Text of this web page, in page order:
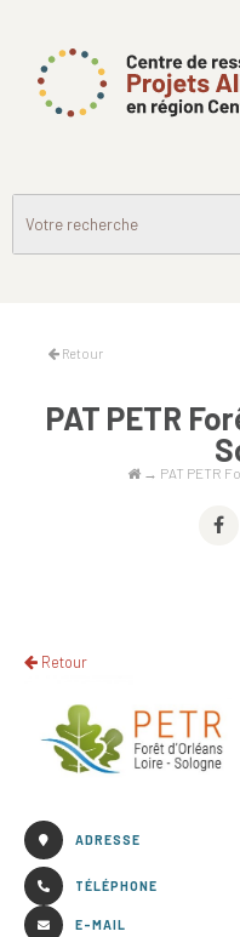
Retour
PAT PETR
→ PAT PETR
Retour
ADRESSE
TÉLÉPHONE
E-MAIL